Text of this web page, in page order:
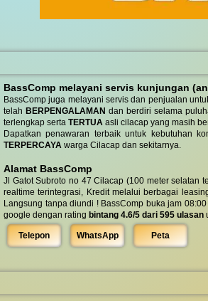
BassComp melayani servis kunjungan
BassComp juga melayani servis dan penjualan
telah BERPENGALAMAN dan berdiri selama
terlengkap serta TERTUA asli cilacap yang masih
Dapatkan penawaran terbaik untuk kebutuhan
TERPERCAYA warga Cilacap dan sekitarnya.
Alamat BassComp
Jl Gatot Subroto no 47 Cilacap (100 meter selatan
realtime terintegrasi, Kredit melalui berbagai
Langsung tanpa diundi ! BassComp buka jam
google dengan rating bintang 4.6/5 dari 595 ulasan
Telepon WhatsApp Peta